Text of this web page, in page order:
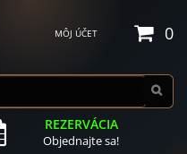
0
MÔJ ÚČET
REZERVÁCIA
Objednajte sa!